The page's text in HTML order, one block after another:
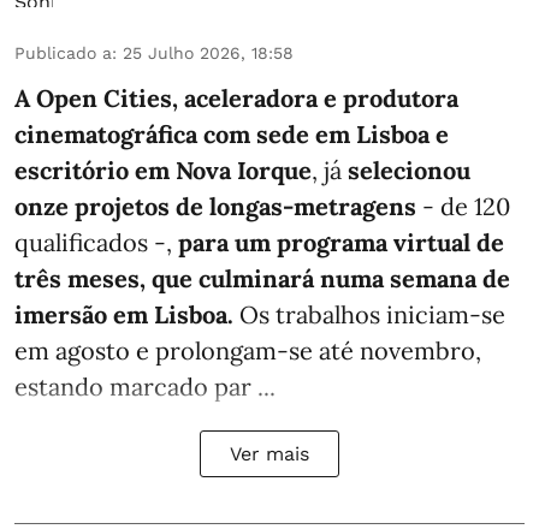
Publicado a: 25 Julho 2026, 18:58
A Open Cities, aceleradora e produtora
cinematográfica com sede em Lisboa e
escritório em Nova Iorque, já selecionou
onze projetos de longas-metragens - de 120
qualificados -, para um programa virtual de
três meses, que culminará numa semana de
imersão em Lisboa. Os trabalhos iniciam-se
em agosto e prolongam-se até novembro,
estando marcado par ...
Ver mais